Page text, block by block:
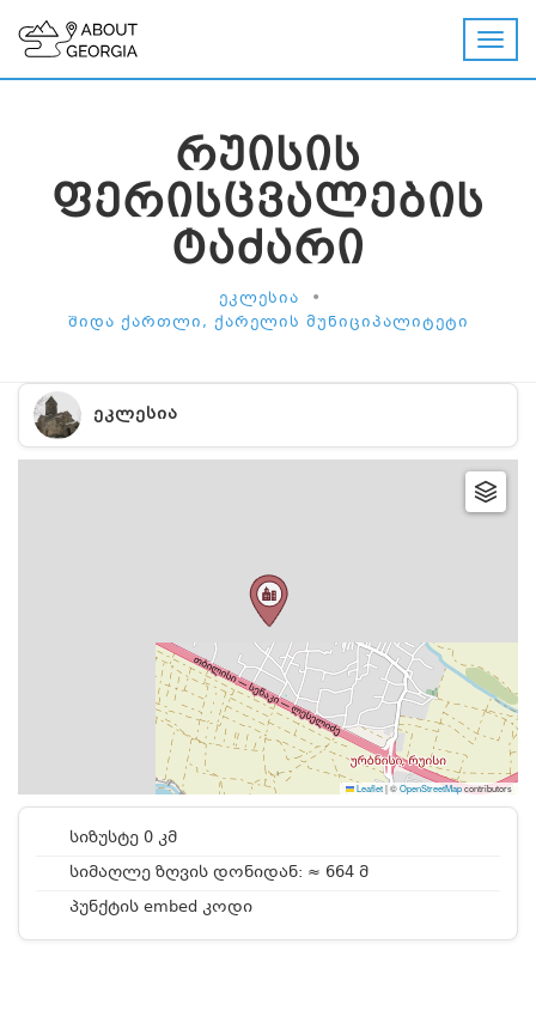
ᲠᲣᲘᲡᲘᲡ
ᲤᲔᲠᲘᲡᲪᲕᲐᲚᲔᲑᲘᲡ
ᲢᲐᲫᲐᲠᲘ
ᲔᲙᲚᲔᲡᲘᲐ •
ᲨᲘᲓᲐ ᲥᲐᲠᲗᲚᲘ, ᲥᲐᲠᲔᲚᲘᲡ ᲛᲣᲜᲘᲪᲘᲞᲐᲚᲘᲢᲔᲢᲘ
ᲔᲙᲚᲔᲡᲘᲐ
Leaflet|©OpenStreetMapcontributors
სიზუსტე 0 კმ
სიმაღლე ზღვის დონიდან: ≈ 664 მ
პუნქტის embed კოდი